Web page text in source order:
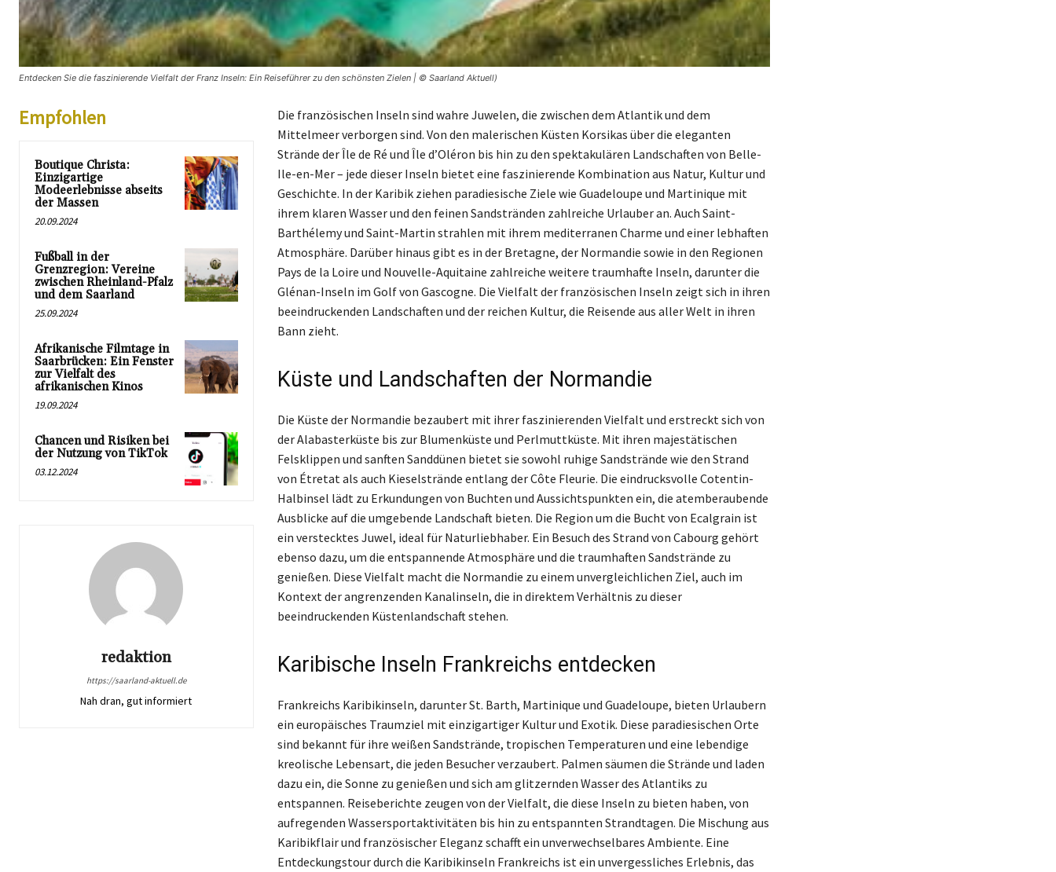
Entdecken Sie die faszinierende Vielfalt der Franz Inseln: Ein Reiseführer zu den schönsten Zielen | © Saarland Aktuell)
Empfohlen
Boutique Christa:
Einzigartige
Modeerlebnisse abseits
der Massen
20.09.2024
Fußball in der
Grenzregion: Vereine
zwischen Rheinland-Pfalz
und dem Saarland
25.09.2024
Afrikanische Filmtage in
Saarbrücken: Ein Fenster
zur Vielfalt des
afrikanischen Kinos
19.09.2024
Chancen und Risiken bei
der Nutzung von TikTok
03.12.2024
redaktion
https://saarland-aktuell.de
Nah dran, gut informiert
Die französischen Inseln sind wahre Juwelen, die zwischen dem Atlantik und dem
Mittelmeer verborgen sind. Von den malerischen Küsten Korsikas über die eleganten
Strände der Île de Ré und Île d’Oléron bis hin zu den spektakulären Landschaften von Belle-
Ile-en-Mer – jede dieser Inseln bietet eine faszinierende Kombination aus Natur, Kultur und
Geschichte. In der Karibik ziehen paradiesische Ziele wie Guadeloupe und Martinique mit
ihrem klaren Wasser und den feinen Sandstränden zahlreiche Urlauber an. Auch Saint-
Barthélemy und Saint-Martin strahlen mit ihrem mediterranen Charme und einer lebhaften
Atmosphäre. Darüber hinaus gibt es in der Bretagne, der Normandie sowie in den Regionen
Pays de la Loire und Nouvelle-Aquitaine zahlreiche weitere traumhafte Inseln, darunter die
Glénan-Inseln im Golf von Gascogne. Die Vielfalt der französischen Inseln zeigt sich in ihren
beeindruckenden Landschaften und der reichen Kultur, die Reisende aus aller Welt in ihren
Bann zieht.
Küste und Landschaften der Normandie
Die Küste der Normandie bezaubert mit ihrer faszinierenden Vielfalt und erstreckt sich von
der Alabasterküste bis zur Blumenküste und Perlmuttküste. Mit ihren majestätischen
Felsklippen und sanften Sanddünen bietet sie sowohl ruhige Sandstrände wie den Strand
von Étretat als auch Kieselstrände entlang der Côte Fleurie. Die eindrucksvolle Cotentin-
Halbinsel lädt zu Erkundungen von Buchten und Aussichtspunkten ein, die atemberaubende
Ausblicke auf die umgebende Landschaft bieten. Die Region um die Bucht von Ecalgrain ist
ein verstecktes Juwel, ideal für Naturliebhaber. Ein Besuch des Strand von Cabourg gehört
ebenso dazu, um die entspannende Atmosphäre und die traumhaften Sandstrände zu
genießen. Diese Vielfalt macht die Normandie zu einem unvergleichlichen Ziel, auch im
Kontext der angrenzenden Kanalinseln, die in direktem Verhältnis zu dieser
beeindruckenden Küstenlandschaft stehen.
Karibische Inseln Frankreichs entdecken
Frankreichs Karibikinseln, darunter St. Barth, Martinique und Guadeloupe, bieten Urlaubern
ein europäisches Traumziel mit einzigartiger Kultur und Exotik. Diese paradiesischen Orte
sind bekannt für ihre weißen Sandstrände, tropischen Temperaturen und eine lebendige
kreolische Lebensart, die jeden Besucher verzaubert. Palmen säumen die Strände und laden
dazu ein, die Sonne zu genießen und sich am glitzernden Wasser des Atlantiks zu
entspannen. Reiseberichte zeugen von der Vielfalt, die diese Inseln zu bieten haben, von
aufregenden Wassersportaktivitäten bis hin zu entspannten Strandtagen. Die Mischung aus
Karibikflair und französischer Eleganz schafft ein unverwechselbares Ambiente. Eine
Entdeckungstour durch die Karibikinseln Frankreichs ist ein unvergessliches Erlebnis, das